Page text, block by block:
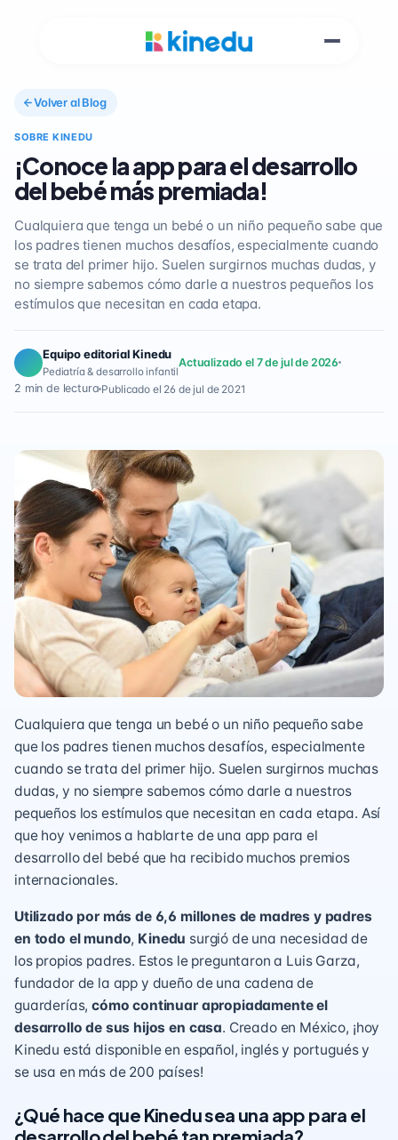
Volver al Blog
SOBRE KINEDU
¡Conoce la app para el desarrollo
del bebé más premiada!
Cualquiera que tenga un bebé o un niño pequeño sabe que
los padres tienen muchos desafíos, especialmente cuando
se trata del primer hijo. Suelen surgirnos muchas dudas, y
no siempre sabemos cómo darle a nuestros pequeños los
estímulos que necesitan en cada etapa.
Equipo editorial Kinedu
Pediatría & desarrollo infantil
Actualizado el 7 de jul de 2026
2 min de lectura Publicado el 26 de jul de 2021
Cualquiera que tenga un bebé o un niño pequeño sabe
que los padres tienen muchos desafíos, especialmente
cuando se trata del primer hijo. Suelen surgirnos muchas
dudas, y no siempre sabemos cómo darle a nuestros
pequeños los estímulos que necesitan en cada etapa. Así
que hoy venimos a hablarte de una app para el
desarrollo del bebé que ha recibido muchos premios
internacionales.
Utilizado por más de 6,6 millones de madres y padres
en todo el mundo, Kinedu surgió de una necesidad de
los propios padres. Estos le preguntaron a Luis Garza,
fundador de la app y dueño de una cadena de
guarderías,cómo continuar apropiadamente el
desarrollo de sus hijos en casa. Creado en México, ¡hoy
Kinedu está disponible en español, inglés y portugués y
se usa en más de 200 países!
¿Qué hace que Kinedu sea una app para el